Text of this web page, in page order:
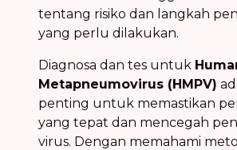
tentang risiko dan langkah
yang perlu dilakukan.
Diagnosa dan tes untuk
Metapneumovirus (HMPV)
penting untuk memastikan
yang tepat dan mencegah
virus. Dengan memahami